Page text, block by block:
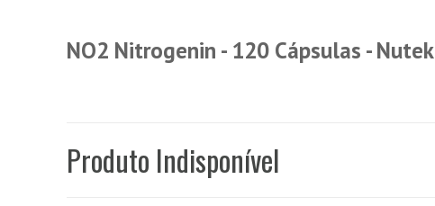
NO2 Nitrogenin - 120 Cápsulas - Nutek
Produto Indisponível